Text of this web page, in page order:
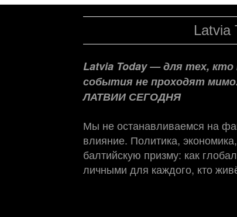
Latvia
Latvia Today — для тех,
события не проходят
ЛАТВИИ СЕГОДНЯ
Мы не останавливаемся на
влияние. Политика,
балтийскую призму: как
личными для каждого, кто